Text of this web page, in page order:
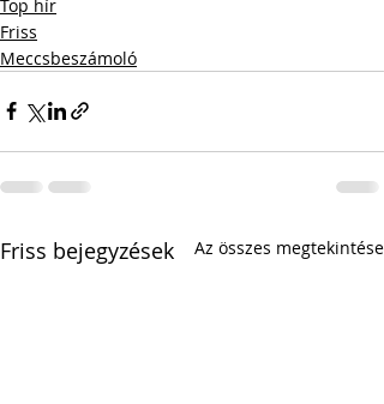
Top hír
Friss
Meccsbeszámoló
Friss bejegyzések Az összes megtekintése